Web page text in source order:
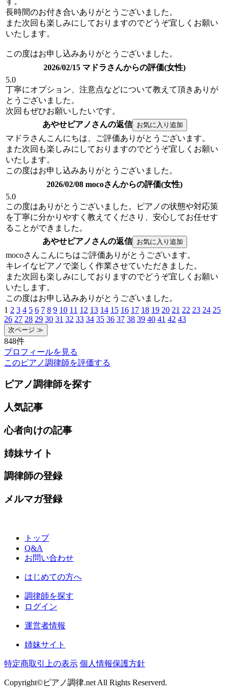
長時間のお付き合いありがとうございました。
また次回も楽しみにしておりますのでどうぞ宜しくお願い
いたします。
この度はお申し込みありがとうございました。
2026/02/15 マドラさんからの評価(女性)
5.0
丁寧にオプション、注意点などについて教えて頂きありが
とうございました。
次回もぜひお願いしたいです。
あやせピアノさんの返信
マドラさんこんにちは、ご評価ありがとうございます。
また次回も楽しみにしておりますのでどうぞ宜しくお願い
いたします。
この度はお申し込みありがとうございました。
2026/02/08 mocoさんからの評価(女性)
5.0
この度はありがとうございました。ピアノの状態や対応策
を丁寧に分かりやすく教えてくださり、安心してお任せす
ることができました。
あやせピアノさんの返信
mocoさんこんにちはご評価ありがとうございます。
キレイなピアノで楽しく作業させていただきました。
また次回も楽しみにしておりますのでどうぞ宜しくお願い
いたします。
この度はお申し込みありがとうございました。
1 2 3 4 5 6 7 8 9 10 11 12 13 14 15 16 17 18 19 20 21 22 23 24 25
26 27 28 29 30 31 32 33 34 35 36 37 38 39 40 41 42 43
848件
プロフィールを見る
このピアノ調律師を評価する
ピアノ調律師を探す
人気記事
心者向けの記事
姉妹サイト
調律師の登録
メルマガ登録
トップ
Q&A
お問い合わせ
はじめての方へ
調律師を探す
ログイン
運営者情報
姉妹サイト
特定商取引上の表示 個人情報保護方針
Copyright©ピアノ調律.net All Rights Reserverd.